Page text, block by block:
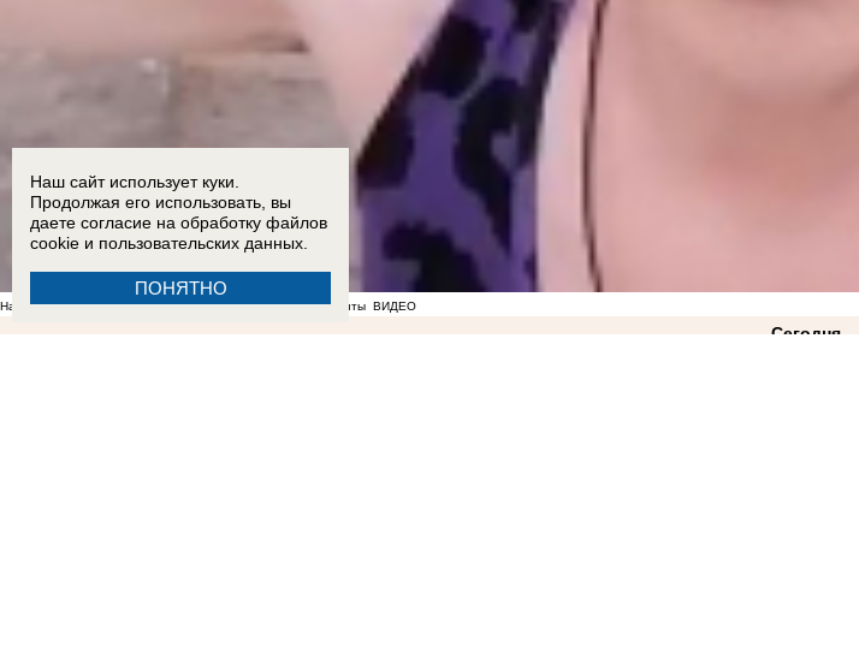
На фоне отсутствия воды в Мелитополе появились спекулянты ВИДЕО
Сегодня
Наш сайт использует куки.
Продолжая его использовать, вы
даете согласие на обработку файлов
cookie и пользовательских данных.
ПОНЯТНО